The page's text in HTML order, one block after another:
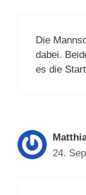
Die
dabei.
es die
24.